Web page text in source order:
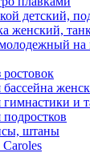
детский,
женский,
на
и
штаны